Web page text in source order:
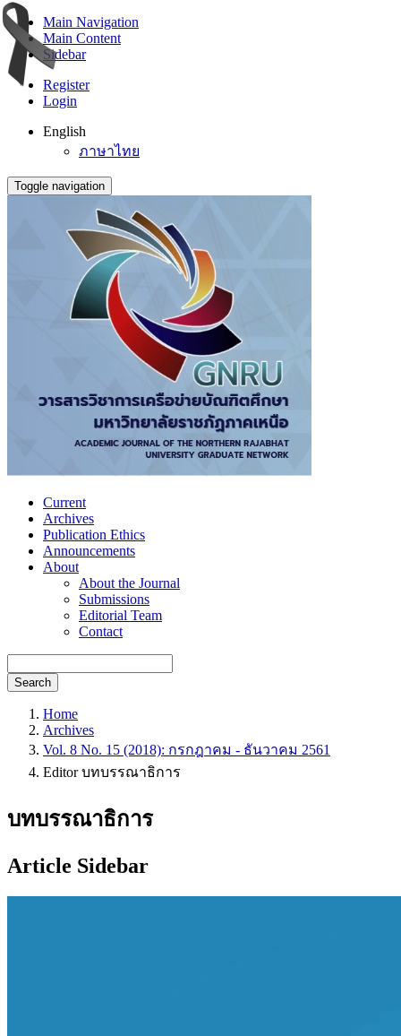
Main Navigation
Main Content
Sidebar
Register
Login
English
ภาษาไทย
Toggle navigation
Current
Archives
Publication Ethics
Announcements
About
About the Journal
Submissions
Editorial Team
Contact
Search
Home
Archives
Vol. 8 No. 15 (2018): กรกฎาคม - ธันวาคม 2561
Editor บทบรรณาธิการ
บทบรรณาธิการ
Article Sidebar